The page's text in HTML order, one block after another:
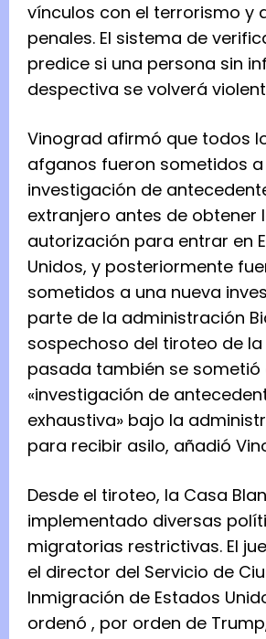
vínculos con el terrorismo y
penales. El sistema de
predice si una persona sin
despectiva se volverá
Vinograd afirmó que todos
afganos fueron sometidos a
investigación de
extranjero antes de obtener
autorización para entrar en
Unidos, y posteriormente
sometidos a una nueva
parte de la administración
sospechoso del tiroteo de
pasada también se sometió
«investigación de
exhaustiva» bajo la
para recibir asilo, añadió
Desde el tiroteo, la Casa
implementado diversas
migratorias restrictivas. El
el director del Servicio de
Inmigración de Estados
ordenó , por orden de